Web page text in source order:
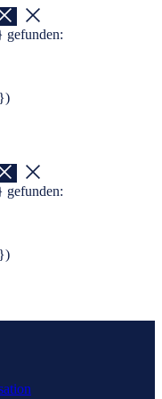
gefunden:
)
gefunden:
)